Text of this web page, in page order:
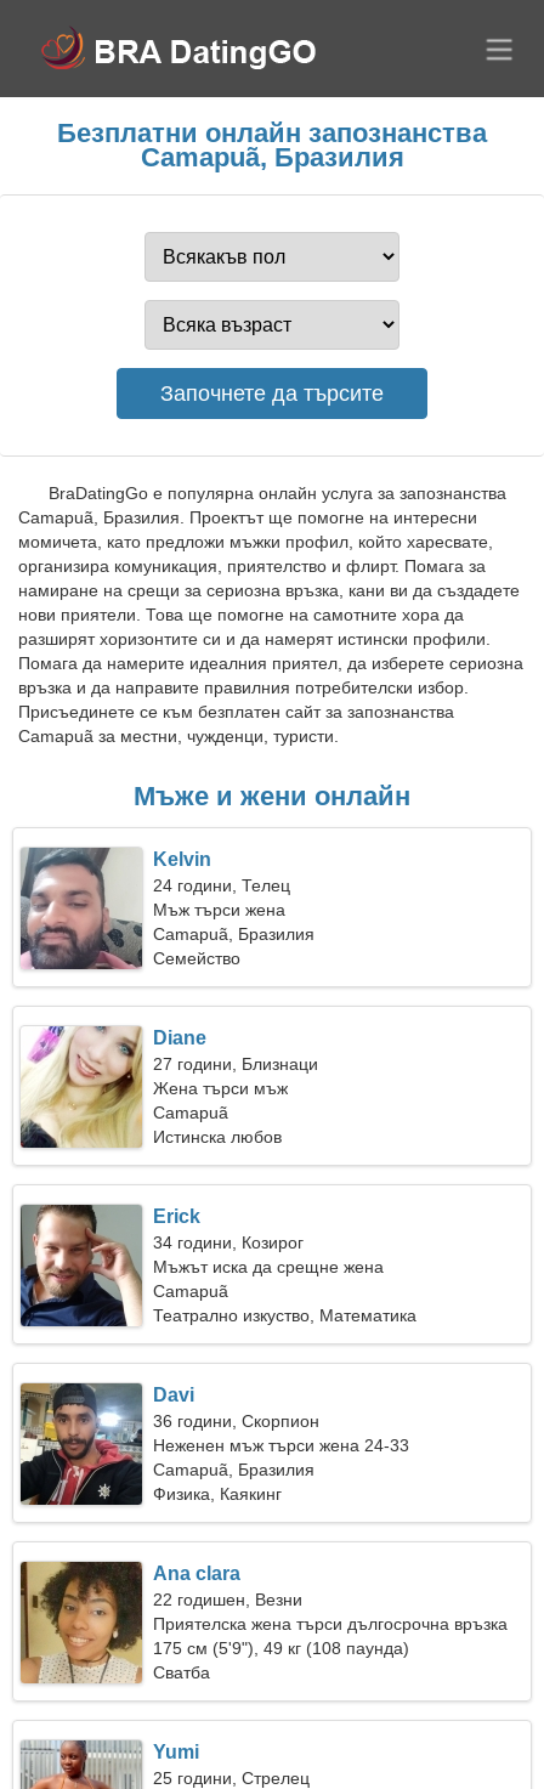
Безплатни онлайн запознанства
Camapuã, Бразилия
BraDatingGo е популярна онлайн услуга за запознанства
Camapuã, Бразилия. Проектът ще помогне на интересни
момичета, като предложи мъжки профил, който харесвате,
организира комуникация, приятелство и флирт. Помага за
намиране на срещи за сериозна връзка, кани ви да създадете
нови приятели. Това ще помогне на самотните хора да
разширят хоризонтите си и да намерят истински профили.
Помага да намерите идеалния приятел, да изберете сериозна
връзка и да направите правилния потребителски избор.
Присъединете се към безплатен сайт за запознанства
Camapuã за местни, чужденци, туристи.
Мъже и жени онлайн
Kelvin
24 години, Телец
Мъж търси жена
Camapuã, Бразилия
Семейство
Diane
27 години, Близнаци
Жена търси мъж
Camapuã
Истинска любов
Erick
34 години, Козирог
Мъжът иска да срещне жена
Camapuã
Театрално изкуство, Математика
Davi
36 години, Скорпион
Неженен мъж търси жена 24-33
Camapuã, Бразилия
Физика, Каякинг
Ana clara
22 годишен, Везни
Приятелска жена търси дългосрочна връзка
175 см (5'9"), 49 кг (108 паунда)
Сватба
Yumi
25 години, Стрелец